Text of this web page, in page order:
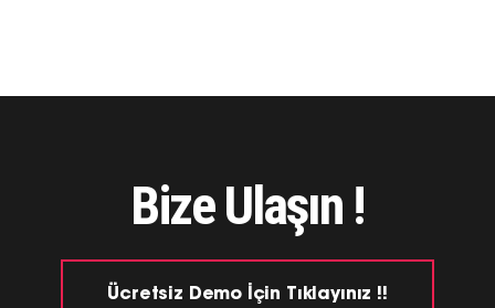
Bize Ulaşın !
Ücretsiz Demo İçin Tıklayınız !!